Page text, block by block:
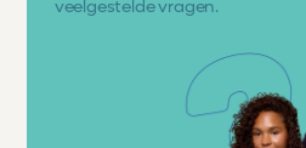
veelgestelde vragen.